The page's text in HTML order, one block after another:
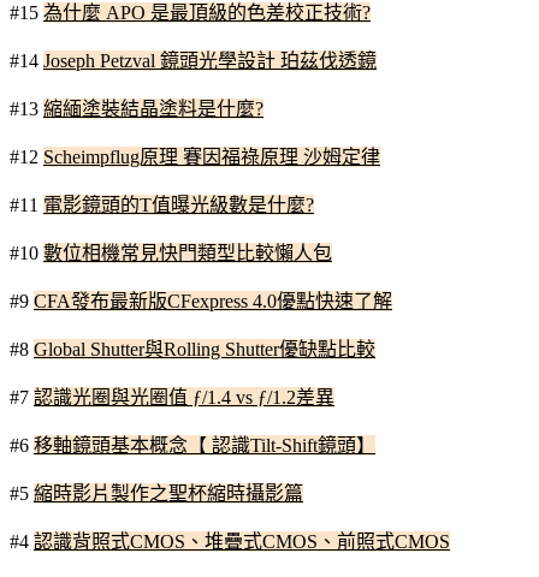
#15 為什麼 APO 是最頂級的色差校正技術?
#14 Joseph Petzval 鏡頭光學設計 珀茲伐透鏡
#13 縮緬塗裝結晶塗料是什麼?
#12 Scheimpflug原理 賽因福祿原理 沙姆定律
#11 電影鏡頭的T值曝光級數是什麼?
#10 數位相機常見快門類型比較懶人包
#9 CFA發布最新版CFexpress 4.0優點快速了解
#8 Global Shutter與Rolling Shutter優缺點比較
#7 認識光圈與光圈值 ƒ/1.4 vs ƒ/1.2差異
#6 移軸鏡頭基本概念【 認識Tilt-Shift鏡頭】
#5 縮時影片製作之聖杯縮時攝影篇
#4 認識背照式CMOS、堆疊式CMOS、前照式CMOS